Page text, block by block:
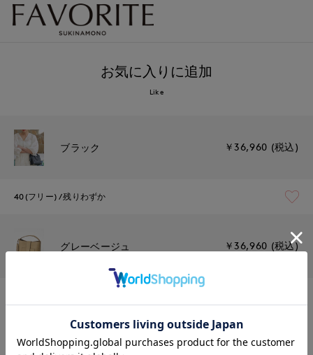
お気に入りに追加
Like
ブラック ￥36,960 (税込)
40(フリー) 残りわずか
グレーベージュ ￥36,960 (税込)